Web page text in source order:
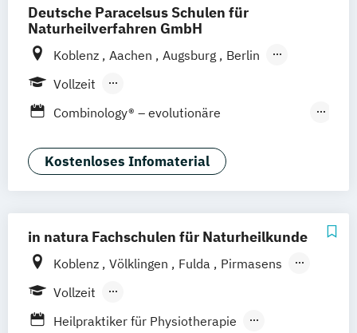
Deutsche Paracelsus Schulen für
Naturheilverfahren GmbH
Koblenz Aachen Augsburg
Berlin
Bielefeld
Düsseldorf
Erfurt
Essen
Frankfurt am Main Freiburg
Hamburg Hannover Heilbronn
Karlsruhe Kassel Kempten Kiel Köln
Konstanz Landshut Leipzig Lindau
Magdeburg Mainz Mannheim
Mönchengladbach
München
Passau
Rostock Saarbrücken Siegen
Stuttgart
Vollzeit
Berufsbegleitender Präsenzlehrgang
Combinology® – evolutionäre
Epigenetik Therapie
Ernährungsberater*in Ausbildung
Kinderheilkunde
Massagetherapie
Osteopathie Ausbildung
Psychologische Beratung
Kostenloses Infomaterial
in natura Fachschulen für Naturheilkunde
Koblenz Völklingen Fulda
Pirmasens
Stuttgart
Vollzeit
Berufsbegleitender Präsenzlehrgang
Heilpraktiker für Physiotherapie